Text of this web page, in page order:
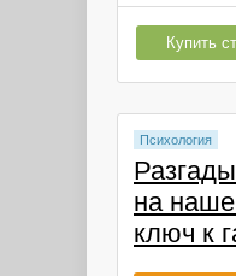
Купить
Психология
на
ключ к